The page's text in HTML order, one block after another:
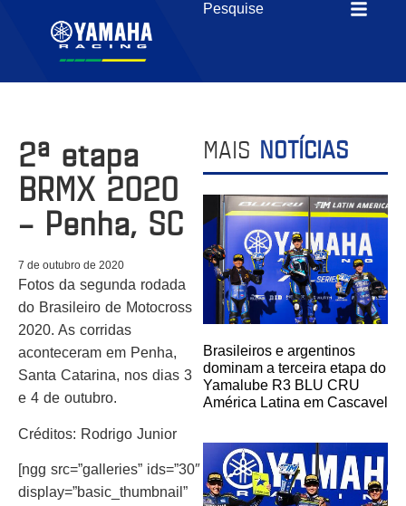
2ª etapa
BRMX 2020
– Penha, SC
7 de outubro de 2020
Fotos da segunda rodada
do Brasileiro de Motocross
2020. As corridas
aconteceram em Penha,
Santa Catarina, nos dias 3
e 4 de outubro.
Créditos: Rodrigo Junior
[ngg src=”galleries” ids=”30″
display=”basic_thumbnail”
MAIS NOTÍCIAS
Brasileiros e argentinos
dominam a terceira etapa do
Yamalube R3 BLU CRU
América Latina em Cascavel